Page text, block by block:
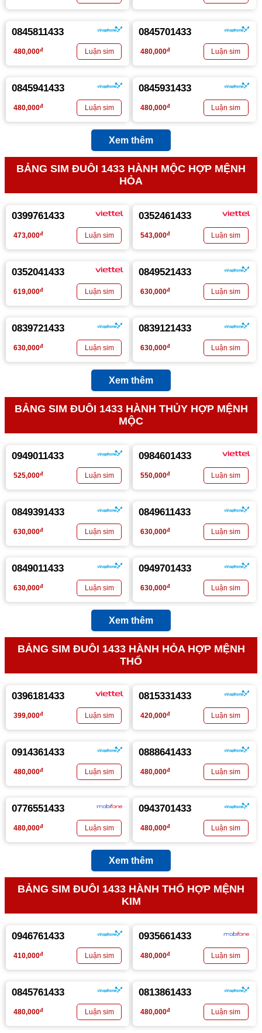
0845811433
480,000đ
0845701433
480,000đ
0845941433
480,000đ
0845931433
480,000đ
Xem thêm
BẢNG SIM ĐUÔI 1433 HÀNH MỘC HỢP MỆNH
HỎA
0399761433
473,000đ
0352461433
543,000đ
0352041433
619,000đ
0849521433
630,000đ
0839721433
630,000đ
0839121433
630,000đ
Xem thêm
BẢNG SIM ĐUÔI 1433 HÀNH THỦY HỢP MỆNH
MỘC
0949011433
525,000đ
0984601433
550,000đ
0849391433
630,000đ
0849611433
630,000đ
0849011433
630,000đ
0949701433
630,000đ
Xem thêm
BẢNG SIM ĐUÔI 1433 HÀNH HỎA HỢP MỆNH
THỔ
0396181433
399,000đ
0815331433
420,000đ
0914361433
480,000đ
0888641433
480,000đ
0776551433
480,000đ
0943701433
480,000đ
Xem thêm
BẢNG SIM ĐUÔI 1433 HÀNH THỔ HỢP MỆNH
KIM
0946761433
410,000đ
0935661433
480,000đ
0845761433
480,000đ
0813861433
480,000đ